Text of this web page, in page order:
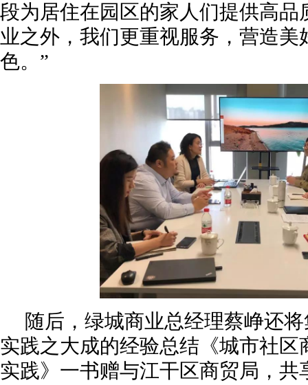
段为居住在园区的家人们提供高品
业之外，我们更重视服务，营造美
色。”
随后，绿城商业总经理蔡峥还
实践之大成的经验总结《城市社区
实践》一书赠与江干区商贸局，共